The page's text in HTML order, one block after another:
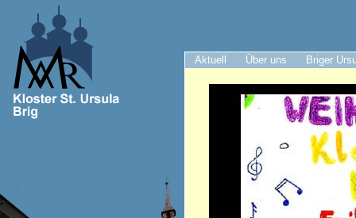
Aktuell Über uns Briger